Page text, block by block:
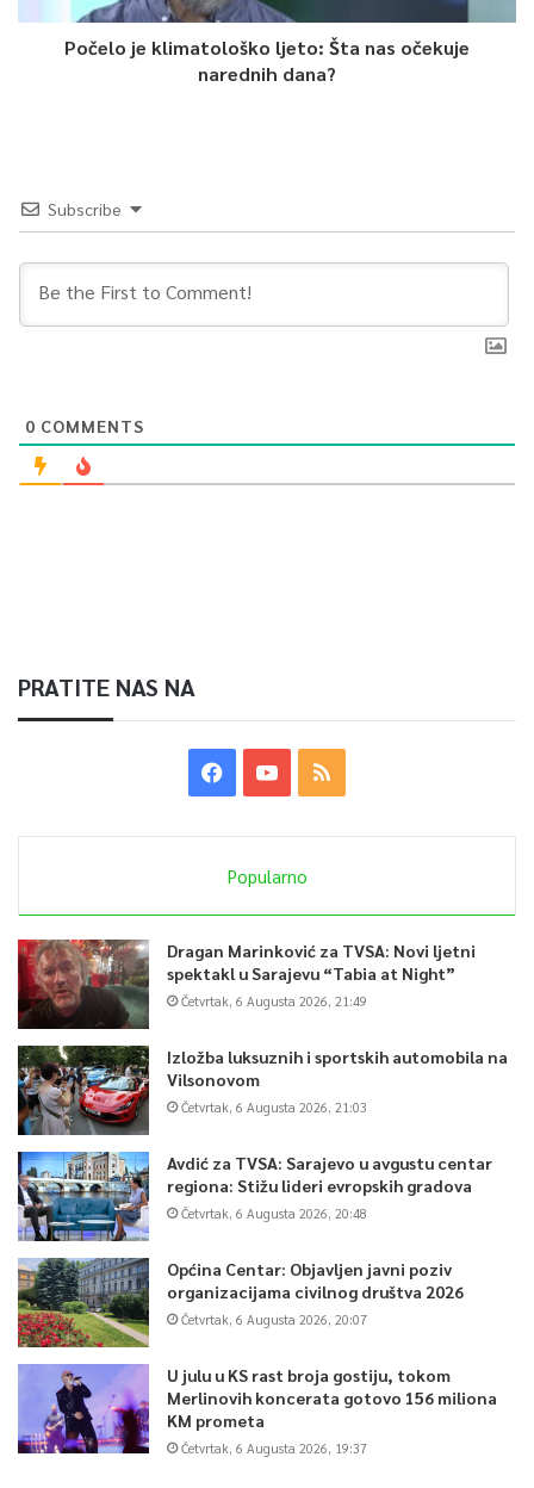
Pierre-Lois sa 23, Milosavljević sa 21i Rorie sa 14 poena.
0
Počelo je klimatološko ljeto: Šta nas očekuje
narednih dana?
Subscribe
0 COMMENTS
PRATITE NAS NA
Popularno
Dragan Marinković za TVSA: Novi ljetni
spektakl u Sarajevu “Tabia at Night”
Četvrtak, 6 Augusta 2026, 21:49
Izložba luksuznih i sportskih automobila na
Vilsonovom
Četvrtak, 6 Augusta 2026, 21:03
Avdić za TVSA: Sarajevo u avgustu centar
regiona: Stižu lideri evropskih gradova
Četvrtak, 6 Augusta 2026, 20:48
Općina Centar: Objavljen javni poziv
organizacijama civilnog društva 2026
Četvrtak, 6 Augusta 2026, 20:07
U julu u KS rast broja gostiju, tokom
Merlinovih koncerata gotovo 156 miliona
KM prometa
Četvrtak, 6 Augusta 2026, 19:37